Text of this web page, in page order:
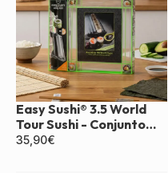
Easy Sushi® 3.5 World
Tour Sushi - Conjunto
para Presente
35,90€